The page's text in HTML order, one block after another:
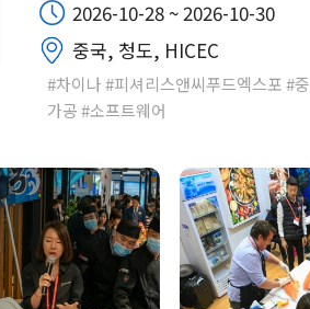
2026-10-28 ~ 2026-10-30
중국, 청도, HICEC
#차이나 #피셔리스앤씨푸드엑스포 #
가공 #소프트웨어